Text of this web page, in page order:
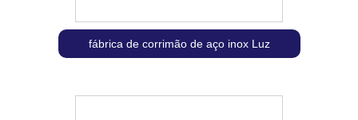
fábrica de corrimão de aço inox Luz